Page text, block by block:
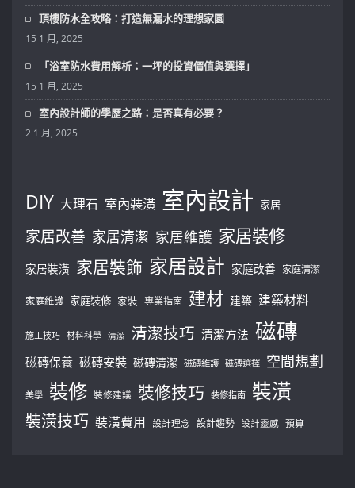
頂樓防水全攻略：打造無漏水的理想家園
15 1 月, 2025
「浴室防水費用解析：一坪的投資價值與選擇」
15 1 月, 2025
室內設計師的學歷之路：是否真有必要？
2 1 月, 2025
DIY 大理石 室內裝潢 室內設計 家居
家居改善 家居清潔 家居維護 家居裝修
家居裝潢 家居裝飾 家居設計 家庭改善 家庭清潔
家庭維護 家庭裝修 家裝 專業指南 建材 建築 建築材料
施工技巧 材料科學 清潔 清潔技巧 清潔方法 磁磚
磁磚保養 磁磚安裝 磁磚清潔 磁磚維護 磁磚選擇 空間規劃
美學 裝修 裝修建議 裝修技巧 裝修指南 裝潢
裝潢技巧 裝潢費用 設計理念 設計趨勢 設計靈感 預算